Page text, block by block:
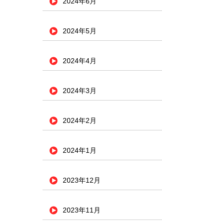
2024年5月
2024年4月
2024年3月
2024年2月
2024年1月
2023年12月
2023年11月